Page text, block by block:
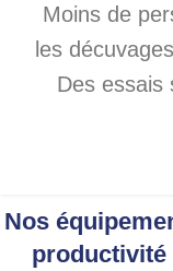
Moins de
les
Des essais
Nos
productivité